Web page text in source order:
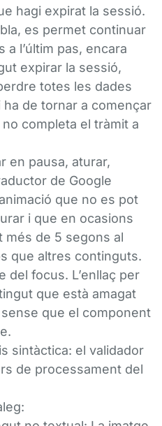
hagi expirat la sessió.
es permet continuar
a l’últim pas, encara
expirar la sessió,
totes les dades
de tornar a començar
completa el tràmit a
en pausa, aturar,
de Google
que no es pot
i que en ocasions
més de 5 segons al
que altres continguts.
del focus. L’enllaç per
que està amagat
que el component
sintàctica: el validador
de processament del